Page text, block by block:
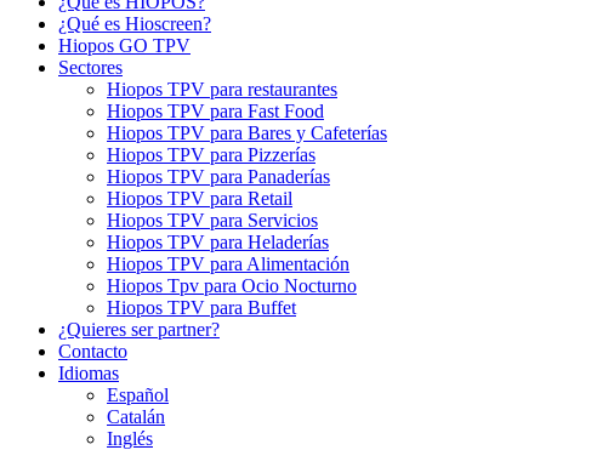
¿Qué es Hioscreen?
Hiopos GO TPV
Sectores
Hiopos TPV para restaurantes
Hiopos TPV para Fast Food
Hiopos TPV para Bares y Cafeterías
Hiopos TPV para Pizzerías
Hiopos TPV para Panaderías
Hiopos TPV para Retail
Hiopos TPV para Servicios
Hiopos TPV para Heladerías
Hiopos TPV para Alimentación
Hiopos Tpv para Ocio Nocturno
Hiopos TPV para Buffet
¿Quieres ser partner?
Contacto
Idiomas
Español
Catalán
Inglés